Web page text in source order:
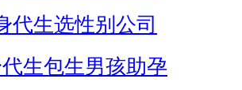
代生选性别公司
生包生男孩助孕